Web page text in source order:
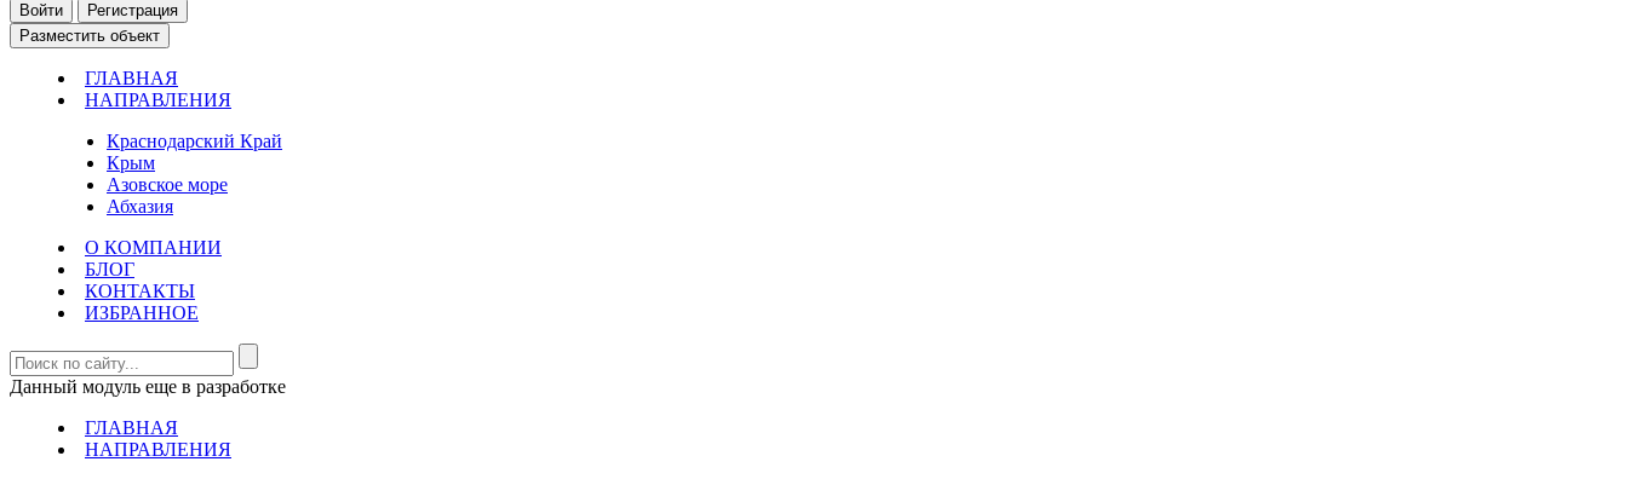
Войти
Регистрация
Разместить объект
ГЛАВНАЯ
НАПРАВЛЕНИЯ
Краснодарский Край
Крым
Азовское море
Абхазия
О КОМПАНИИ
БЛОГ
КОНТАКТЫ
ИЗБРАННОЕ
Данный модуль еще в разработке
ГЛАВНАЯ
НАПРАВЛЕНИЯ